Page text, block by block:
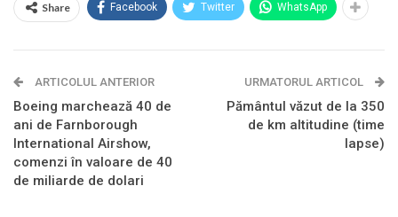
Share Facebook Twitter WhatsApp
ARTICOLUL ANTERIOR
Boeing marchează 40 de
ani de Farnborough
International Airshow,
comenzi în valoare de 40
de miliarde de dolari
URMATORUL ARTICOL
Pământul văzut de la 350
de km altitudine (time
lapse)